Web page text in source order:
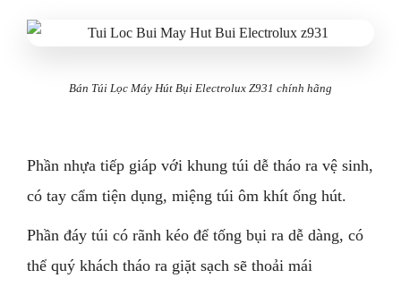
Bán Túi Lọc Máy Hút Bụi Electrolux Z931 chính hãng
Phần nhựa tiếp giáp với khung túi dễ tháo ra vệ sinh,
có tay cẩm tiện dụng, miệng túi ôm khít ống hút.
Phần đáy túi có rãnh kéo để tống bụi ra dễ dàng, có
thể quý khách tháo ra giặt sạch sẽ thoải mái